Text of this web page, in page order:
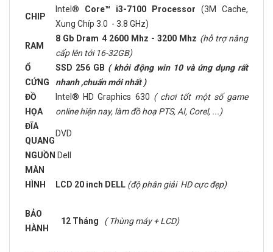
CHIP
Intel® Core™ i3-7100 Processor (3M Cache,
Xung Chíp 3.0 - 3.8 GHz)
RAM
8 Gb Dram 4 2600 Mhz - 3200 Mhz (hỗ trợ nâng
cấp lên tới 16-32GB)
Ổ
CỨNG
SSD 256 GB ( khởi động win 10 và ứng dụng rất
nhanh ,chuẩn mới nhất )
ĐỒ
HỌA
Intel® HD Graphics 630 ( chơi tốt một số game
online hiện nay, làm đồ hoạ PTS, AI, Corel, ...)
ĐĨA
QUANG
DVD
NGUỒN Dell
MÀN
HÌNH
LCD 20 inch DELL (độ phân giải HD cực đẹp)
BẢO
HÀNH
12 Tháng ( Thùng máy + LCD)